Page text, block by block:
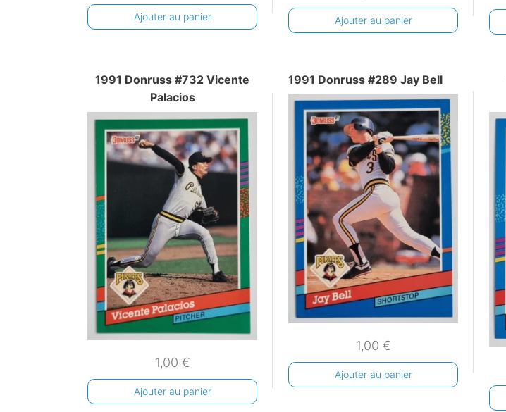
Ajouter au panier Ajouter au panier
1991 Donruss #732 Vicente
Palacios
1,00 €
Ajouter au panier
1991 Donruss #289 Jay Bell
1,00 €
Ajouter au panier